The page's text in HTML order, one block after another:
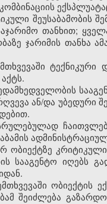
შეუსაბამობის
თანხით;
ჯარიმის თანხა
ან/და
ობიექტზე
სააგენტო იღებს
ობიექტის
შეიძლება